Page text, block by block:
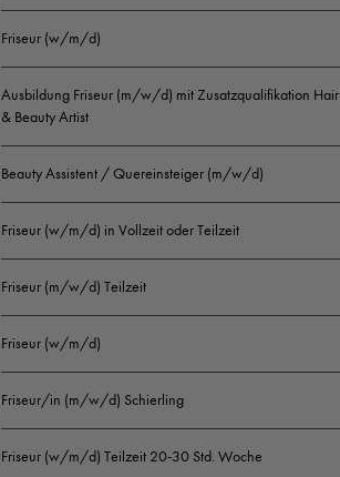
Friseur (w/m/d)
Ausbildung Friseur (m/w/d) mit Zusatzqualifikation Hair
& Beauty Artist
Beauty Assistent / Quereinsteiger (m/w/d)
Friseur (w/m/d) in Vollzeit oder Teilzeit
Friseur (m/w/d) Teilzeit
Friseur (w/m/d)
Friseur/in (m/w/d) Schierling
Friseur (w/m/d) Teilzeit 20-30 Std. Woche